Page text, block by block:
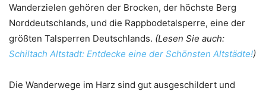
Wanderzielen gehören der Brocken, der höchste Berg
Norddeutschlands, und die Rappbodetalsperre, eine der
größten Talsperren Deutschlands. (Lesen Sie auch:
Schiltach Altstadt: Entdecke eine der Schönsten Altstädte!)
Die Wanderwege im Harz sind gut ausgeschildert und